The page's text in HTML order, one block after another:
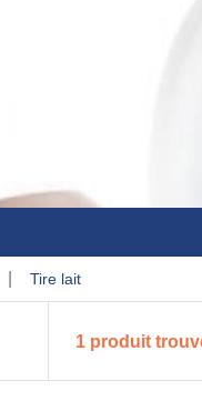
tire lait
1 produit